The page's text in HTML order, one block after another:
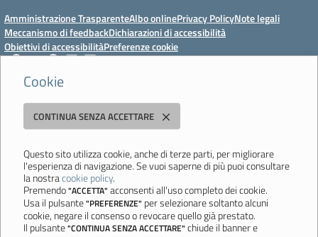
Cookie
CONTINUA SENZA ACCETTARE
Questo sito utilizza cookie, anche di terze parti, per migliorare
l'esperienza di navigazione. Se vuoi saperne di più puoi consultare
la nostracookie policy.
Premendo"ACCETTA" acconsenti all'uso completo dei cookie.
Usa il pulsante"PREFERENZE" per selezionare soltanto alcuni
cookie, negare il consenso o revocare quello già prestato.
Il pulsante"CONTINUA SENZA ACCETTARE" chiude il banner e
Amministrazione TrasparenteAlbo onlinePrivacy PolicyNote legali
Meccanismo di feedbackDichiarazioni di accessibilità
Obiettivi di accessibilitàPreferenze cookie
Istituto Professionale Statale Socio-Commerciale-Artigianale "Cattaneo -
Deledda"
351005 - Email:morc08000g@istruzione.it- PEC:
morc08000g@pec.istruzione.it
Codice meccanografico: MORC08000G - C.F. 94177200360
Ultimo aggiornamento: Mercoledì, 29 Luglio 2026 ore 10:08